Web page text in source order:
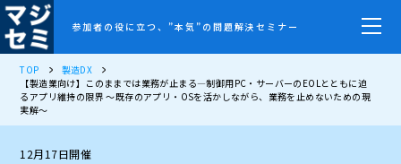
参加者の役に立つ、”本気”の問題解決セミナー
TOP
製造DX
【製造業向け】このままでは業務が止まる―制御用PC・サーバーのEOLとともに迫
るアプリ維持の限界 ～既存のアプリ・OSを活かしながら、業務を止めないための現
実解～
12月17日開催